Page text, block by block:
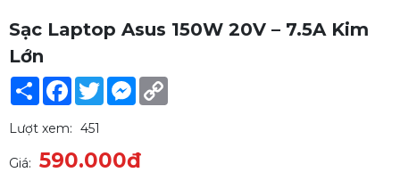
Sạc Laptop Asus 150W 20V – 7.5A Kim
Lớn
Share Facebook
TwitterMessenger
Lượt xem: 451
Giá: 590.000đ